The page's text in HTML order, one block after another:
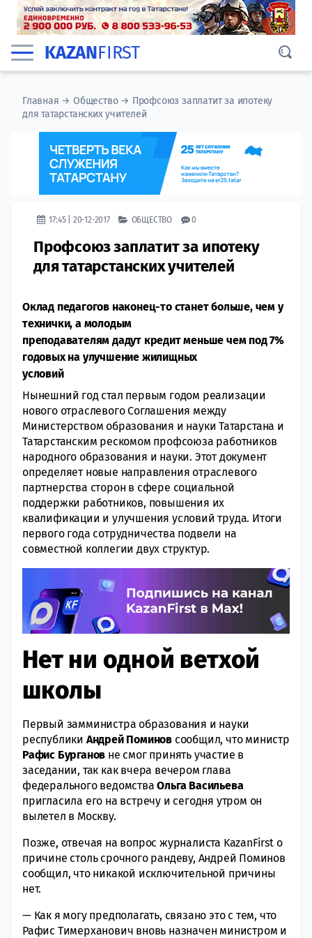
KAZANFIRST
Главная →Общество→ Профсоюз заплатит за ипотеку
для татарстанских учителей
17:45 | 20-12-2017 ОБЩЕСТВО 0
Профсоюз заплатит за ипотеку
для татарстанских учителей
Оклад педагогов наконец-то станет больше, чем у
технички, а молодым
преподавателям дадут кредит меньше чем под 7%
годовых на улучшение жилищных
условий
Нынешний год стал первым годом реализации
нового отраслевого Соглашения между
Министерством образования и науки Татарстана и
Татарстанским рескомом профсоюза работников
народного образования и науки. Этот документ
определяет новые направления отраслевого
партнерства сторон в сфере социальной
поддержки работников, повышения их
квалификации и улучшения условий труда. Итоги
первого года сотрудничества подвели на
совместной коллегии двух структур.
Нет ни одной ветхой
школы
Первый замминистра образования и науки
республики Андрей Поминов сообщил, что министр
Рафис Бурганов не смог принять участие в
заседании, так как вчера вечером глава
федерального ведомстваОльга Васильева
пригласила его на встречу и сегодня утром он
вылетел в Москву.
Позже, отвечая на вопрос журналиста KazanFirst о
причине столь срочного рандеву, Андрей Поминов
сообщил, что никакой исключительной причины
нет.
— Как я могу предполагать, связано это с тем, что
Рафис Тимерханович вновь назначен министром и